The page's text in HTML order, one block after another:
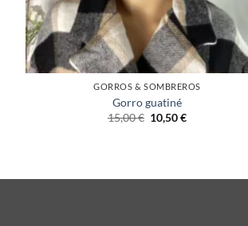
GORROS & SOMBREROS
Gorro guatiné
15,00€ 10,50€